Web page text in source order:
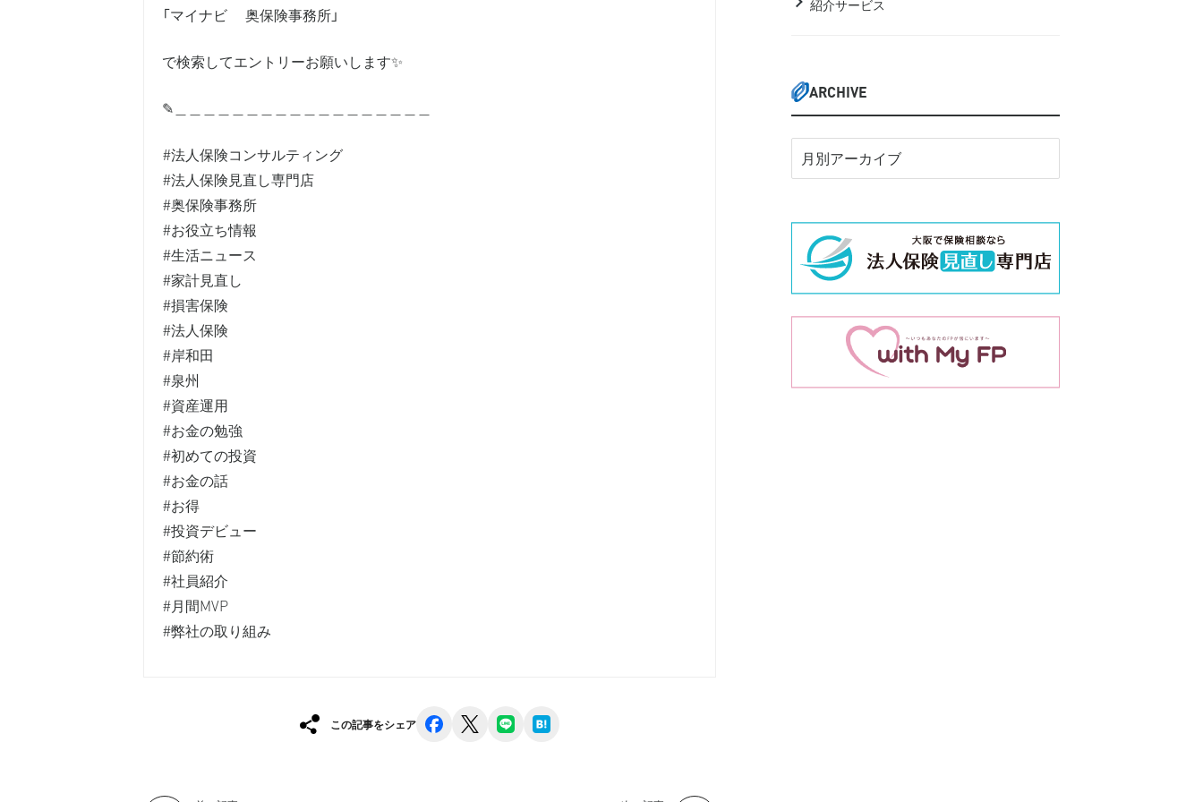
「マイナビ 奥保険事務所」
で検索してエントリーお願いします✨
✎︎＿＿＿＿＿＿＿＿＿＿＿＿＿＿＿＿＿＿
#法人保険コンサルティング
#法人保険見直し専門店
#奥保険事務所
#お役立ち情報
#生活ニュース
#家計見直し
#損害保険
#法人保険
#岸和田
#泉州
#資産運用⁡
#お金の勉強⁡
#初めての投資⁡
#お金の話⁡
#お得⁡
#投資デビュー⁡
#節約術
#社員紹介
#月間MVP
#弊社の取り組み
この記事をシェア facebook line
紹介サービス
ARCHIVE